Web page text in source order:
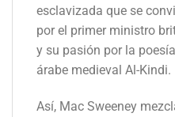
esclavizada que se
por el primer ministro
y su pasión por la
árabe medieval Al-Kindi.
Así, Mac Sweeney